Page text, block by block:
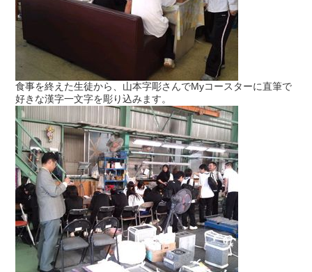
食事を終えた生徒から、山本字彫さんでMyコースターに直筆で
好きな漢字一文字を彫り込みます。